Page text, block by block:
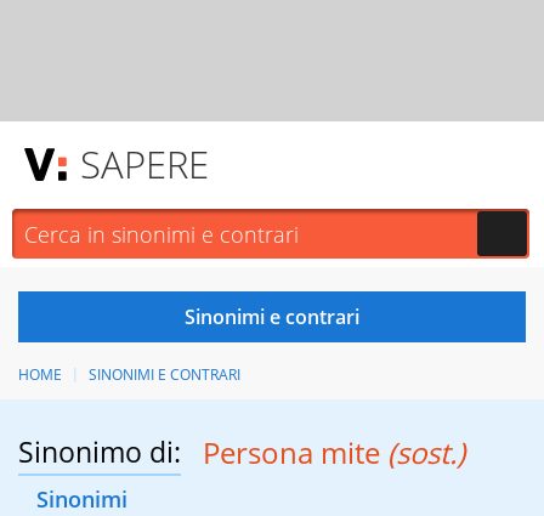
SAPERE
HOME SINONIMI E CONTRARI
Sinonimo di: Persona mite (sost.)
Sinonimi